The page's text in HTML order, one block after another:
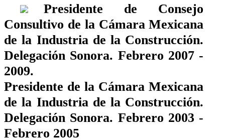
Presidente de Consejo
Consultivo de la Cámara Mexicana
de la Industria de la Construcción.
Delegación Sonora. Febrero 2007 -
2009.
Presidente de la Cámara Mexicana
de la Industria de la Construcción.
Delegación Sonora. Febrero 2003 -
Febrero 2005